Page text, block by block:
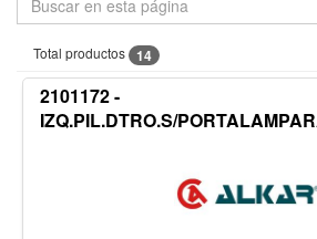
Total productos 14
2101172 -
IZQ.PIL.DTRO.S/